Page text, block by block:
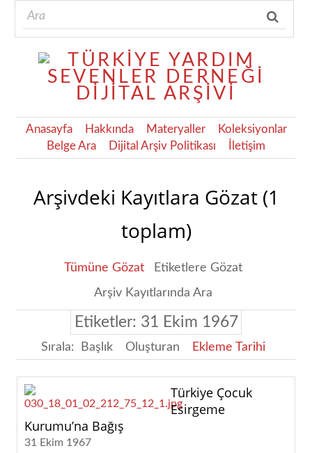
Anasayfa Hakkında Materyaller
Koleksiyonlar
Belge Ara
Dijital Arşiv Politikası İletişim
Arşivdeki Kayıtlara Gözat (1
toplam)
Tümüne Gözat
Etiketlere Gözat
Arşiv Kayıtlarında Ara
Etiketler: 31 Ekim 1967
Sırala: Başlık Oluşturan Ekleme Tarihi
Türkiye Çocuk
Esirgeme
Kurumu’na Bağış
31 Ekim 1967